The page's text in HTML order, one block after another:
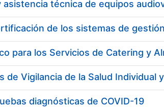
de los sistemas de
diagnósticas de COVID-19